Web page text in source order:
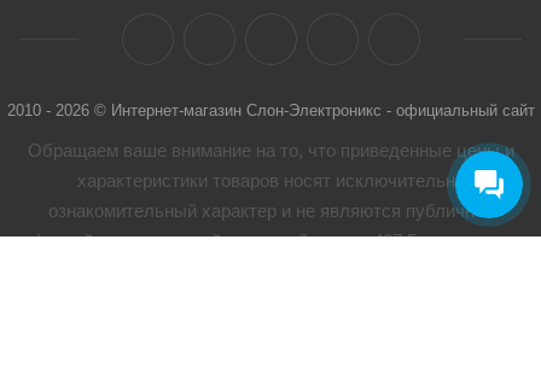
2010 - 2026 © Интернет-магазин Слон-Электроникс - официальный сайт
Обращаем ваше внимание на то, что приведенные цены и
характеристики товaров носят исключительно
ознакомительный характер и не являются публичной
офертой, определенной пунктом 2 статьи 437 Гражданского